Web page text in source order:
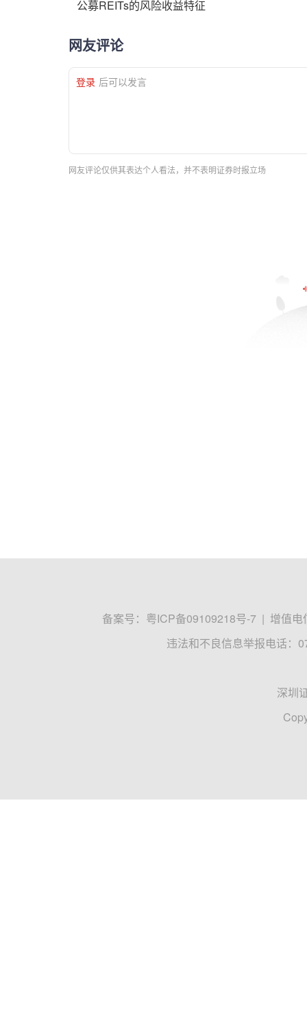
公募REITs的风险收益特征
网友评论
登录 后可以发言
网友评论仅供其表达个人看法，并不表明证券时报立场
备案号： 粤ICP备09109218号-7 | 增值电
违法和不良信息举报电话：
深圳